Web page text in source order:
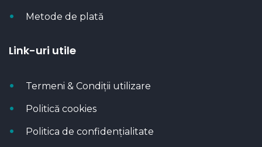
Metode de plată
Link-uri utile
Termeni & Condiții utilizare
Politică cookies
Politica de confidențialitate